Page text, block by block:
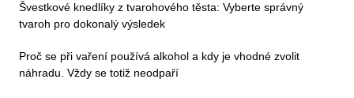
Švestkové knedlíky z tvarohového těsta: Vyberte správný
tvaroh pro dokonalý výsledek
Proč se při vaření používá alkohol a kdy je vhodné zvolit
náhradu. Vždy se totiž neodpaří